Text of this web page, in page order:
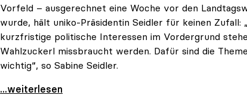
Vorfeld – ausgerechnet eine Woche vor den
wurde, hält uniko-Präsidentin Seidler für keinen
kurzfristige politische Interessen im Vordergrund
Wahlzuckerl missbraucht werden. Dafür sind die
wichtig“, so Sabine Seidler.
uniko-Präsidentin zur TU OÖ: „Völlig
...weiterlesen